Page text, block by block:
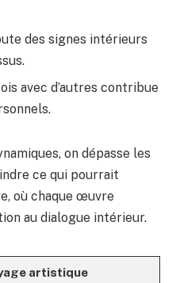
des signes intérieurs
avec d’autres contribue
on dépasse les
ce qui pourrait
où chaque œuvre
au dialogue intérieur.
artistique